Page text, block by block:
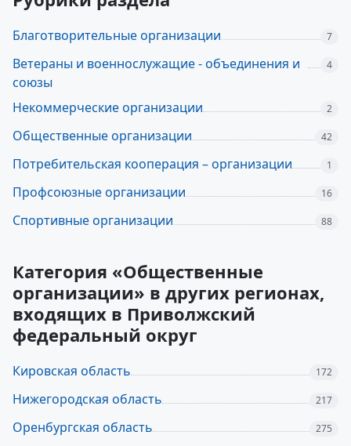
Благотворительные организации 7
Ветераны и военнослужащие - объединения и
союзы
4
Некоммерческие организации 2
Общественные организации 42
Потребительская кооперация – организации 1
Профсоюзные организации 16
Спортивные организации 88
Категория «Общественные
организации» в других регионах,
входящих в Приволжский
федеральный округ
Кировская область 172
Нижегородская область 217
Оренбургская область 275